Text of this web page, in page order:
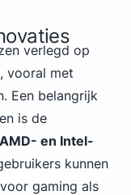
verlegd op
vooral met
Een belangrijk
is de
en Intel-
kunnen
gaming als